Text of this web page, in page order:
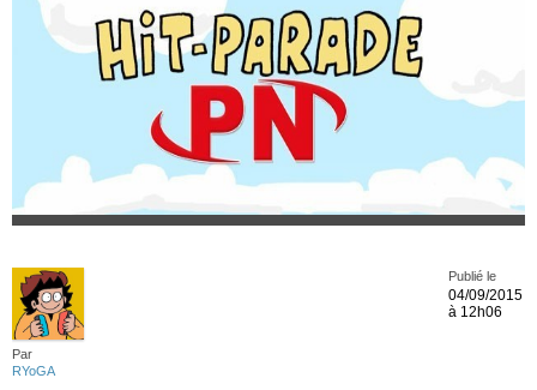
Par
RYoGA
Publié le
04/09/2015
à 12h06